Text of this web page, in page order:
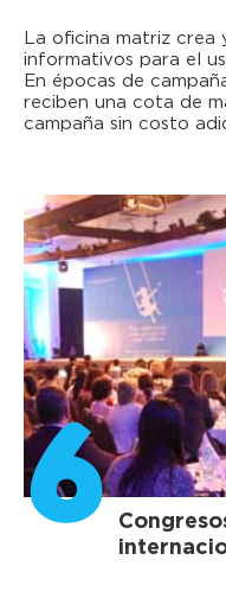
La oficina matriz
informativos para el
En épocas de
reciben una cota de
campaña sin costo
6